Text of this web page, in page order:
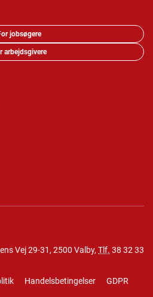
jobsøgere
arbejdsgivere
Vej 29-31, 2500 Valby, Tlf. 38 32 33
Handelsbetingelser
GDPR